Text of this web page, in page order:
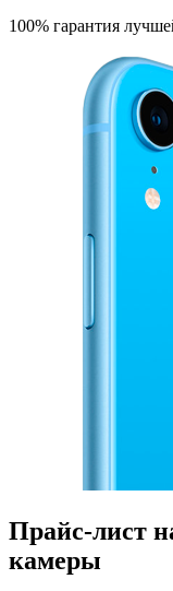
100% гарантия
Прайс-лист
камеры